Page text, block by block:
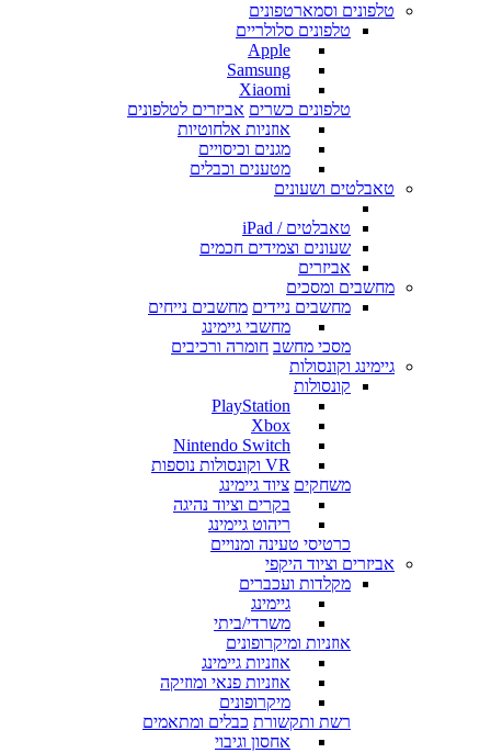
טלפונים וסמארטפונים
טלפונים סלולריים
Apple
Samsung
Xiaomi
טלפונים כשרים אביזרים לטלפונים
אוזניות אלחוטיות
מגנים וכיסויים
מטענים וכבלים
טאבלטים ושעונים
טאבלטים / iPad
שעונים וצמידים חכמים
אביזרים
מחשבים ומסכים
מחשבים ניידים מחשבים נייחים
מחשבי גיימינג
מסכי מחשב חומרה ורכיבים
גיימינג וקונסולות
קונסולות
PlayStation
Xbox
Nintendo Switch
VR וקונסולות נוספות
משחקים ציוד גיימינג
בקרים וציוד נהיגה
ריהוט גיימינג
כרטיסי טעינה ומנויים
אביזרים וציוד היקפי
מקלדות ועכברים
גיימינג
משרדי/ביתי
אוזניות ומיקרופונים
אוזניות גיימינג
אוזניות פנאי ומוזיקה
מיקרופונים
רשת ותקשורת כבלים ומתאמים
אחסון וגיבוי